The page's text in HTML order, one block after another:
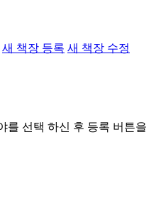
새 책장 등록 새 책장 수정
를 선택 하신 후 등록 버튼을